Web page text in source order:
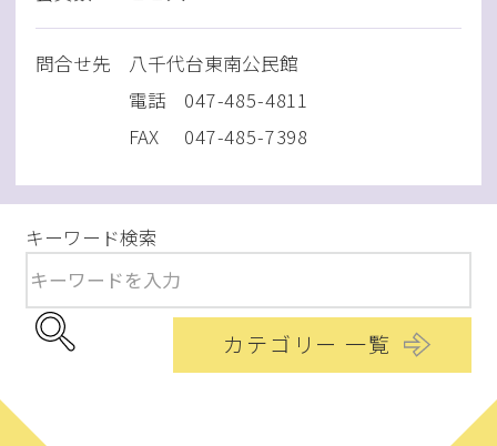
問合せ先
八千代台東南公民館
電話
047-485-4811
FAX
047-485-7398
キーワード検索
カテゴリー 一覧